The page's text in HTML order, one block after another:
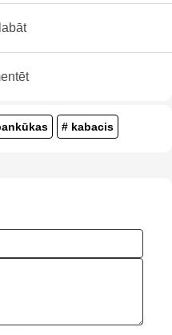
# kabacis